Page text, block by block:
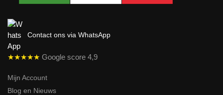
Contact ons via WhatsApp
★★★★★ Google score 4,9
Mijn Account
Blog en Nieuws